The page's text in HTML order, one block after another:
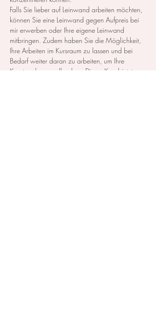
Falls Sie lieber auf Leinwand arbeiten möchten,
können Sie eine Leinwand gegen Aufpreis bei
mir erwerben oder Ihre eigene Leinwand
mitbringen. Zudem haben Sie die Möglichkeit,
Ihre Arbeiten im Kursraum zu lassen und bei
Bedarf weiter daran zu arbeiten, um Ihre
Kunstwerke zu vollenden.  Dieser Kurs bietet